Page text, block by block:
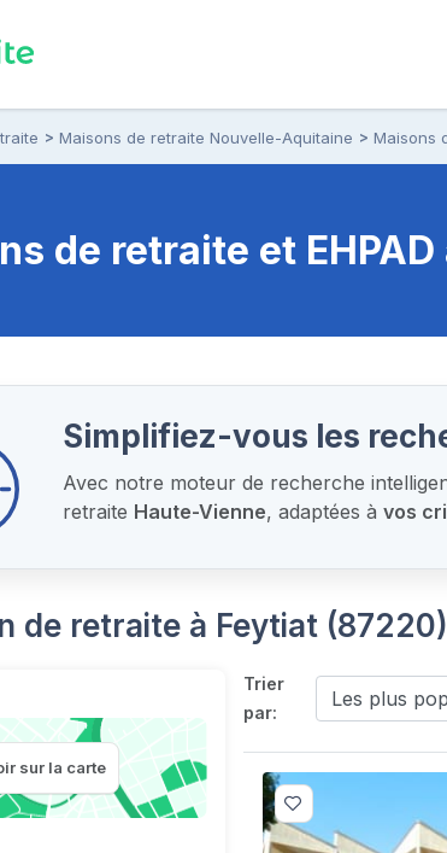
Maisons de retraite Nouvelle-Aquitaine Maisons
de retraite et EHPAD
Simplifiez-vous les
Avec notre moteur de recherche
retraite Haute-Vienne, adaptées àvos
de retraite à Feytiat (87220)
sur la carte
Trier
par: